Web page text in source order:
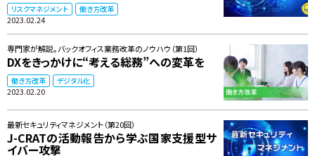
リスクマネジメント 働き方改革
2023.02.24
専門家が解説。バックオフィス業務改革のノウハウ（第1回）
DXをきっかけに“考える総務”への変革を
働き方改革 デジタル化
2023.02.20
最新セキュリティマネジメント（第20回）
J-CRATの活動報告から学ぶ国家支援型サ
イバー攻撃